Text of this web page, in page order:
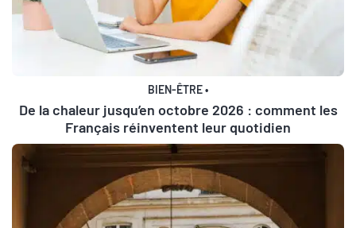
BIEN-ÊTRE•
De la chaleur jusqu’en octobre 2026 : comment les
Français réinventent leur quotidien